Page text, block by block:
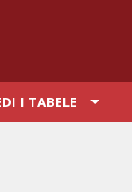
I TABELE